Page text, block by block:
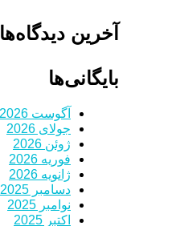
آخرین دیدگاه‌ها
بایگانی‌ها
آگوست 2026
جولای 2026
ژوئن 2026
فوریه 2026
ژانویه 2026
دسامبر 2025
نوامبر 2025
اکتبر 2025